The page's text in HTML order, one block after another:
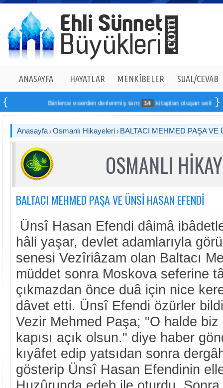
ANASAYFA HAYATLAR MENKÎBELER SUAL/CEVAB
Binlerce eserden derlenmiş tam 14 kitaptan oluşan seti online
Anasayfa Osmanlı Hikayeleri BALTACI MEHMED PAŞA VE
OSMANLI
BALTACI MEHMED PAŞA VE ÜNSİ HASAN EFENDİ
Ünsî Hasan Efendi dâimâ
hâli yaşar, devlet adamlarıyla
senesi Vezîriâzam olan Baltacı
müddet sonra Moskova seferine
çıkmazdan önce duâ için nice
dâvet etti. Ünsî Efendi özürler
Vezir Mehmed Paşa; "O halde biz
kapısı açık olsun." diye haber
kıyâfet edip yatsıdan sonra
gösterip Ünsî Hasan Efendinin